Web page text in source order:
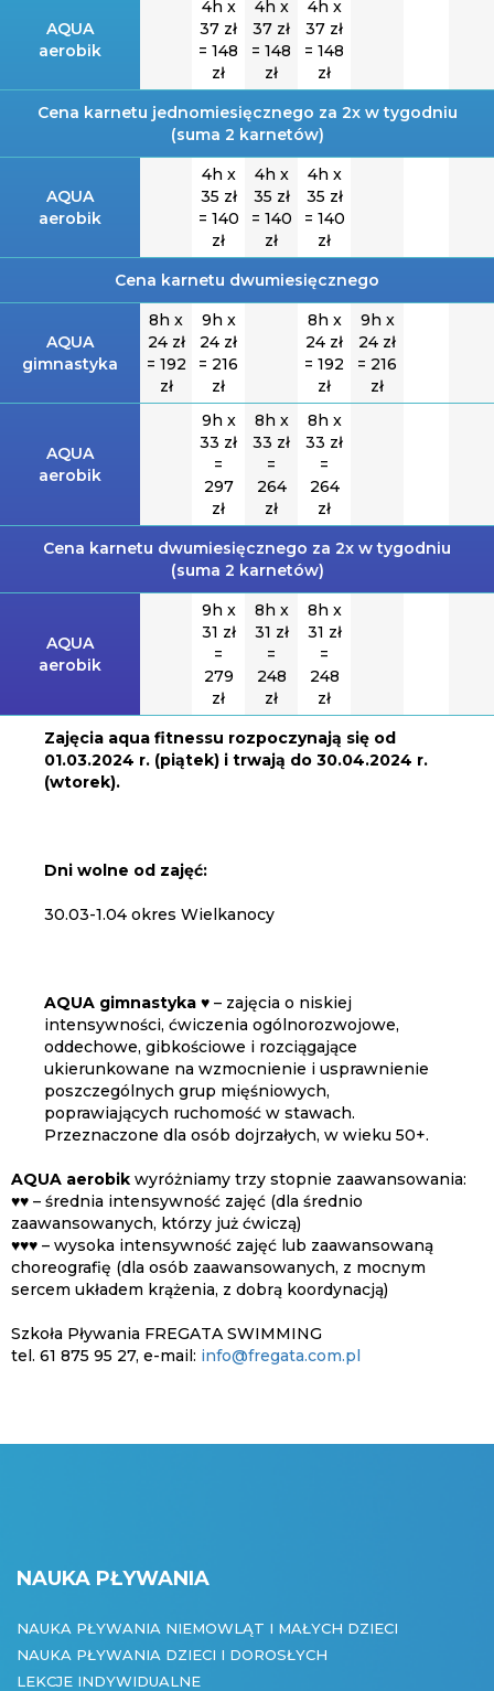
AQUA
aerobik
4h x
37 zł
= 148
zł
4h x
37 zł
= 148
zł
4h x
37 zł
= 148
zł
Cena karnetu jednomiesięcznego za 2x w tygodniu
(suma 2 karnetów)
AQUA
aerobik
4h x
35 zł
= 140
zł
4h x
35 zł
= 140
zł
4h x
35 zł
= 140
zł
Cena karnetu dwumiesięcznego
AQUA
gimnastyka
8h x
24 zł
= 192
zł
9h x
24 zł
= 216
zł
8h x
24 zł
= 192
zł
9h x
24 zł
= 216
zł
AQUA
aerobik
9h x
33 zł
=
297
zł
8h x
33 zł
=
264
zł
8h x
33 zł
=
264
zł
Cena karnetu dwumiesięcznego za 2x w tygodniu
(suma 2 karnetów)
AQUA
aerobik
9h x
31 zł
=
279
zł
8h x
31 zł
=
248
zł
8h x
31 zł
=
248
zł
Zajęcia aqua fitnessu rozpoczynają się od
01.03.2024 r. (piątek) i trwają do 30.04.2024 r.
(wtorek).
Dni wolne od zajęć:
30.03-1.04 okres Wielkanocy
AQUA gimnastyka ♥ – zajęcia o niskiej
intensywności, ćwiczenia ogólnorozwojowe,
oddechowe, gibkościowe i rozciągające
ukierunkowane na wzmocnienie i usprawnienie
poszczególnych grup mięśniowych,
poprawiających ruchomość w stawach.
Przeznaczone dla osób dojrzałych, w wieku 50+.
AQUA aerobik wyróżniamy trzy stopnie zaawansowania:
♥♥ – średnia intensywność zajęć (dla średnio
zaawansowanych, którzy już ćwiczą)
♥♥♥ – wysoka intensywność zajęć lub zaawansowaną
choreografię (dla osób zaawansowanych, z mocnym
sercem układem krążenia, z dobrą koordynacją)
Szkoła Pływania FREGATA SWIMMING
tel. 61 875 95 27, e-mail: info@fregata.com.pl
NAUKA PŁYWANIA
NAUKA PŁYWANIA NIEMOWLĄT I MAŁYCH DZIECI
NAUKA PŁYWANIA DZIECI I DOROSŁYCH
LEKCJE INDYWIDUALNE